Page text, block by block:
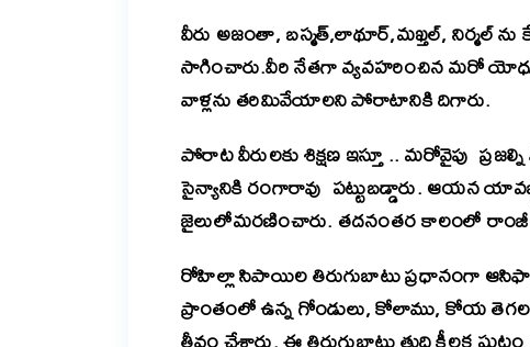
వీరు అజంతా, బస్మత్,లాథూర్,మఖ్తల్, నిర్మల్
సాగించారు.వీరి నేతగా వ్యవహరించిన మరో
వాళ్లను తరిమివేయాలని పోరాటానికి దిగారు.
పోరాట వీరులకు శిక్షణ ఇస్తూ .. మరోవైపు
సైన్యానికి రంగారావు పట్టుబడ్డారు. ఆయన
జైలులోమరణించారు. తదనంతర కాలంలో రాంజీ
రోహిల్లా సిపాయిల తిరుగుబాటు ప్రధానంగా
ప్రాంతంలో ఉన్న గోండులు, కోలాము, కోయ